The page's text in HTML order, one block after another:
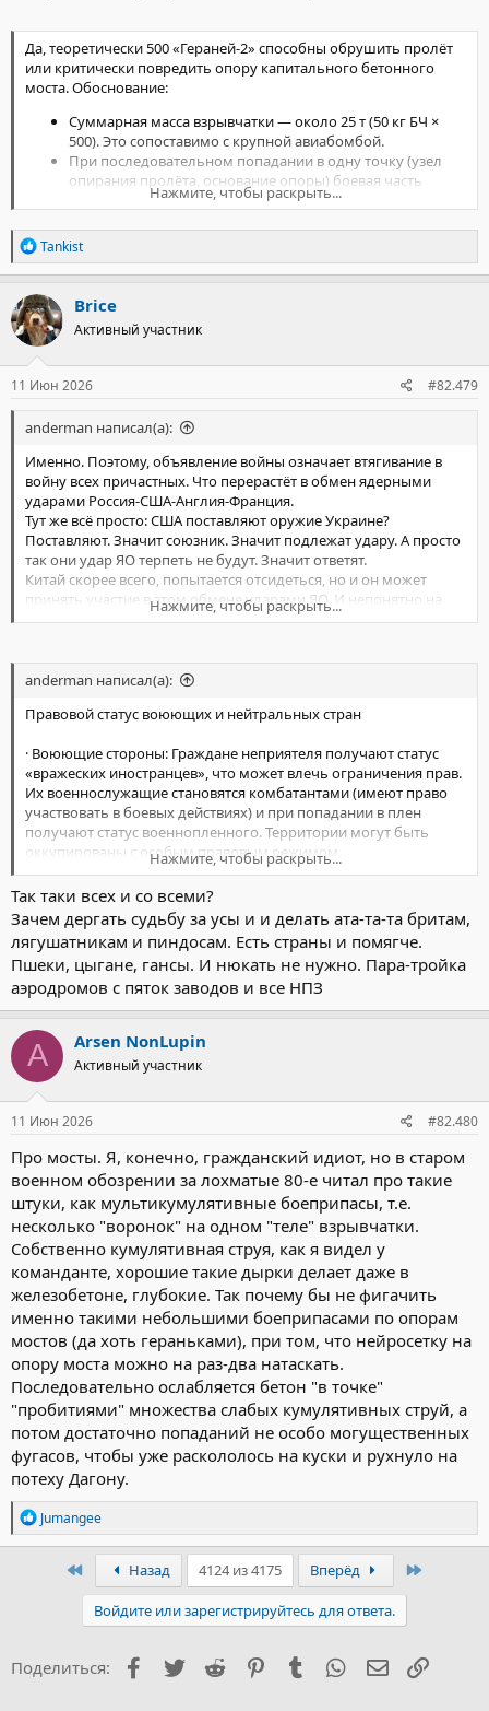
Да, теоретически 500 «Гераней-2» способны обрушить пролёт
или критически повредить опору капитального бетонного
моста. Обоснование:
Суммарная масса взрывчатки — около 25 т (50 кг БЧ ×
500). Это сопоставимо с крупной авиабомбой.
При последовательном попадании в одну точку (узел
опирания пролёта, основание опоры) боевая часть
фугасного действия выбивает бетон, оголяет и
Мостовые конструкции чувствительны к локальным
разрушениям в ключевых зонах: потеря нескольких
несущих балок или подрыв опоры в месте опирания
может вызвать прогрессирующее обрушение пролёта.
Практическое ограничение — точность: чтобы эффект
суммировался, нужна кучность, несвойственная
направленного роя задача решаема.
Нажмите, чтобы раскрыть...
Р
е
а
к
ц
и
и
:
Tankist
Brice
Активный участник
11 Июн 2026 #82.479
anderman написал(а):
Именно. Поэтому, объявление войны означает втягивание в
войну всех причастных. Что перерастёт в обмен ядерными
ударами Россия-США-Англия-Франция.
Тут же всё просто: США поставляют оружие Украине?
Поставляют. Значит союзник. Значит подлежат удару. А просто
так они удар ЯО терпеть не будут. Значит ответят.
Китай скорее всего, попытается отсидеться, но и он может
принять участие в этом обмене ударами ЯО. И непонятно на
чьей стороне.
Если без ответно-встречного удара по нам -- то все только за.
США?
Нажмите, чтобы раскрыть...
anderman написал(а):
Правовой статус воюющих и нейтральных стран
· Воюющие стороны: Граждане неприятеля получают статус
«вражеских иностранцев», что может влечь ограничения прав.
Их военнослужащие становятся комбатантами (имеют право
участвовать в боевых действиях) и при попадании в плен
получают статус военнопленного. Территории могут быть
оккупированы с особым правовым режимом.
· Нейтральные страны:Объявление войны обязывает
нейтральные государства соблюдать «нейтралитет», т.
Из вышеизложенного следует, что объявление войны
(патамушта кому-то так захотелось) переводит региональный
конфликт в рубилово всех со всеми.
Нажмите, чтобы раскрыть...
Так таки всех и со всеми?
Зачем дергать судьбу за усы и и делать ата-та-та бритам,
лягушатникам и пиндосам. Есть страны и помягче.
Пшеки, цыгане, гансы. И нюкать не нужно. Пара-тройка
аэродромов с пяток заводов и все НПЗ
A Arsen NonLupin
Активный участник
11 Июн 2026 #82.480
Про мосты. Я, конечно, гражданский идиот, но в старом
военном обозрении за лохматые 80-е читал про такие
штуки, как мультикумулятивные боеприпасы, т.е.
несколько "воронок" на одном "теле" взрывчатки.
Собственно кумулятивная струя, как я видел у
команданте, хорошие такие дырки делает даже в
железобетоне, глубокие. Так почему бы не фигачить
именно такими небольшими боеприпасами по опорам
мостов (да хоть гераньками), при том, что нейросетку на
опору моста можно на раз-два натаскать.
Последовательно ослабляется бетон "в точке"
"пробитиями" множества слабых кумулятивных струй, а
потом достаточно попаданий не особо могущественных
фугасов, чтобы уже раскололось на куски и рухнуло на
потеху Дагону.
Р
е
а
Jumangee
ПервыйНазад 4124 из 4175 Вперёд
Войдите или зарегистрируйтесь для ответа.
Поделиться: Facebook
Twitter Reddit PinterestTumblr WhatsApp